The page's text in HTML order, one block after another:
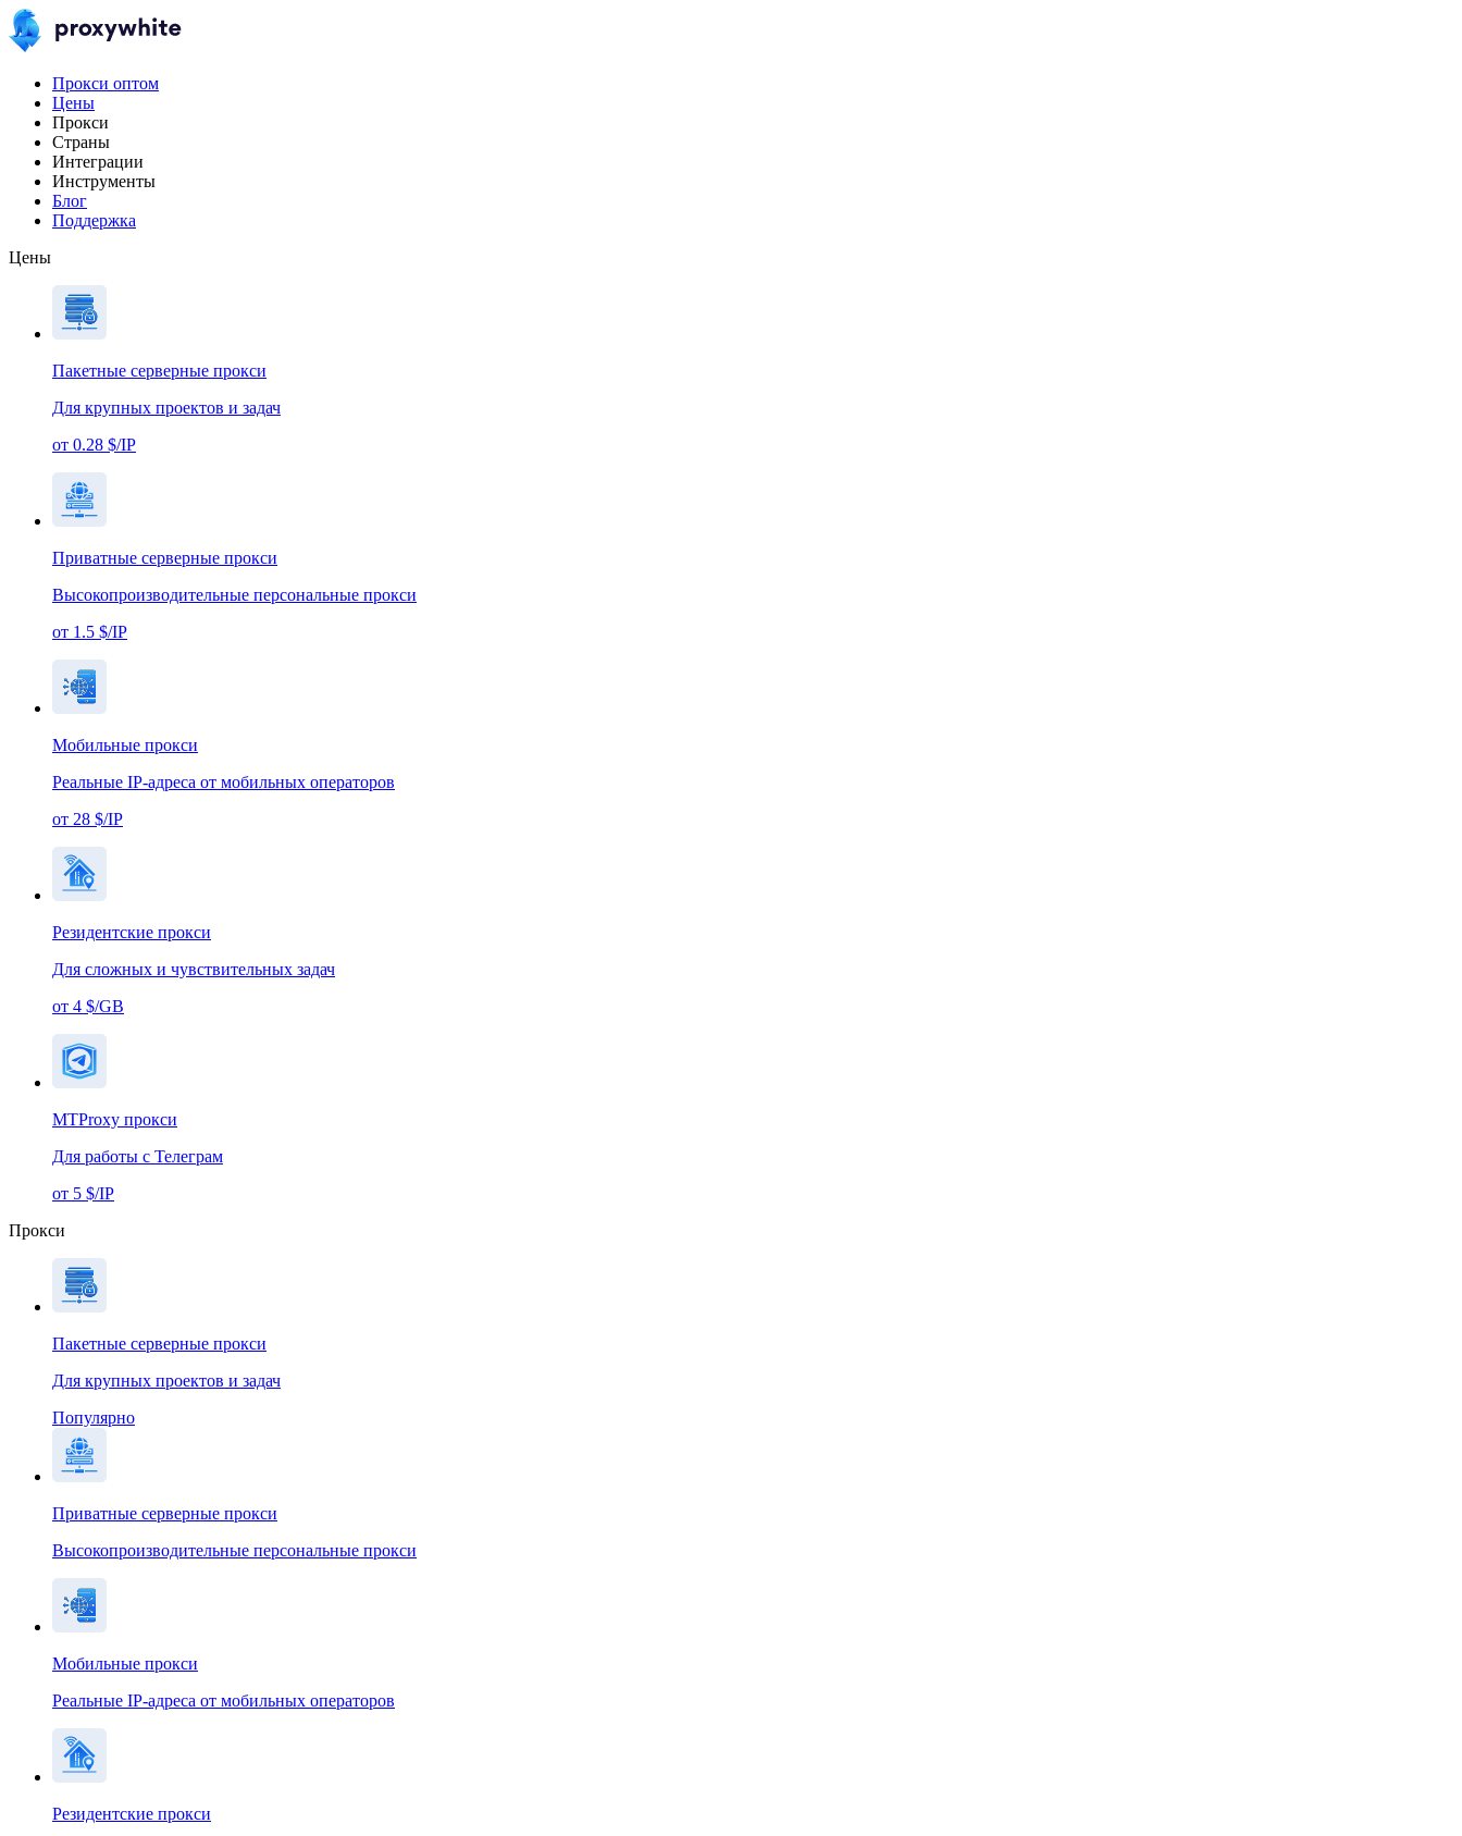
Прокси оптом
Цены
Прокси
Страны
Интеграции
Инструменты
Блог
Поддержка
Цены
Пакетные серверные прокси
Для крупных проектов и задач
от 0.28 $/IP
Приватные серверные прокси
Высокопроизводительные персональные прокси
от 1.5 $/IP
Мобильные прокси
Реальные IP-адреса от мобильных операторов
от 28 $/IP
Резидентские прокси
Для сложных и чувствительных задач
от 4 $/GB
MTProxy прокси
Для работы с Телеграм
от 5 $/IP
Прокси
Пакетные серверные прокси
Для крупных проектов и задач
Популярно
Приватные серверные прокси
Высокопроизводительные персональные прокси
Мобильные прокси
Реальные IP-адреса от мобильных операторов
Резидентские прокси